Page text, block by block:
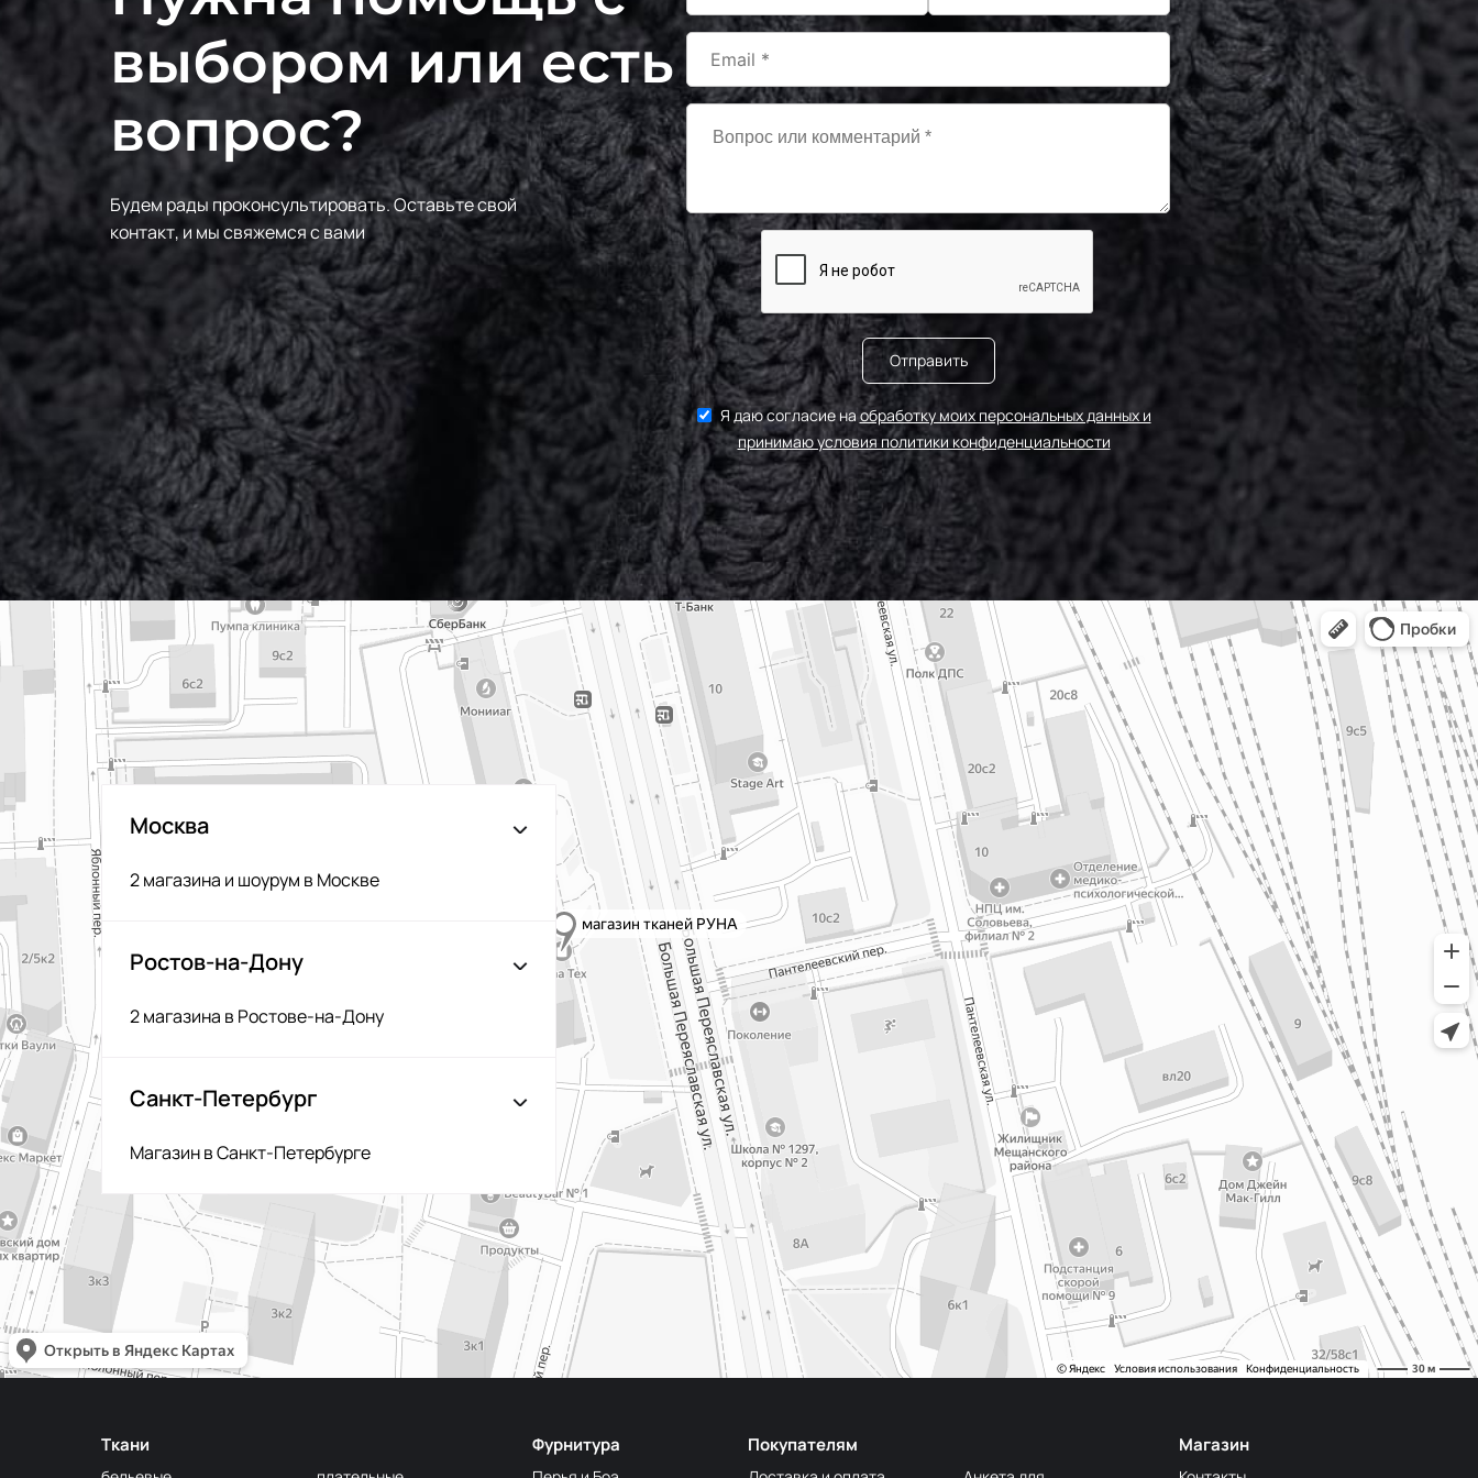
F236/2
S198/2
2400000683230
F201/1 1Лагуна
голубая
F222/1 1Морская
волна
S198/1
1Бирюзовый
2400000683223
243/2
2Бл.Бирюзовый
МП-20-243/2
S248 Св.Бирюза 2400000683254
203/3
3Т.Бирюзовый
МП-20-203/3
F201/2 2Лагуна
голубая
МП-20-F201/2
249/1 Аквамарин
(Т.Бирюзовый)
МП-20-249/1
198 1Бирюзовый
МП-20-198
2Т.Бирюзовый
МП-20-203/2
193 1Св.Бирюзовый
МП-20-193
249/2
Аквамарин(Т.Бирюзовый)
249/2
245 2Бирюзовый
МП-20-245
F222/2 2Морская
волна
МП-20-F222/2
F222/3 3Морская
волна
МП-20-F222/3
F257 Аквамарин
МП-20-F257
203/1 1Т.Бирюзовый
МП-20-203/1
F254 Лагуна
МП-20-F254
4Св.Бирюзовый
МП-20-191/3
2Океанская
бездна
МП-20-F224/2
309/1 1Т.Серый
МП-20-309/1
выбором или есть
вопрос?
Будем рады проконсультировать.Оставьте свой
контакт, и мы свяжемся с вами
Отправить
Я даю согласие наобработку моих персональных данных и
принимаю условия политики конфиденциальности
Москва
2 магазина и шоурум в Москве
Ростов-на-Дону
2 магазина в Ростове-на-Дону
Санкт-Петербург
Магазин в Санкт-Петербурге
Ткани Фурнитура Покупателям Магазин